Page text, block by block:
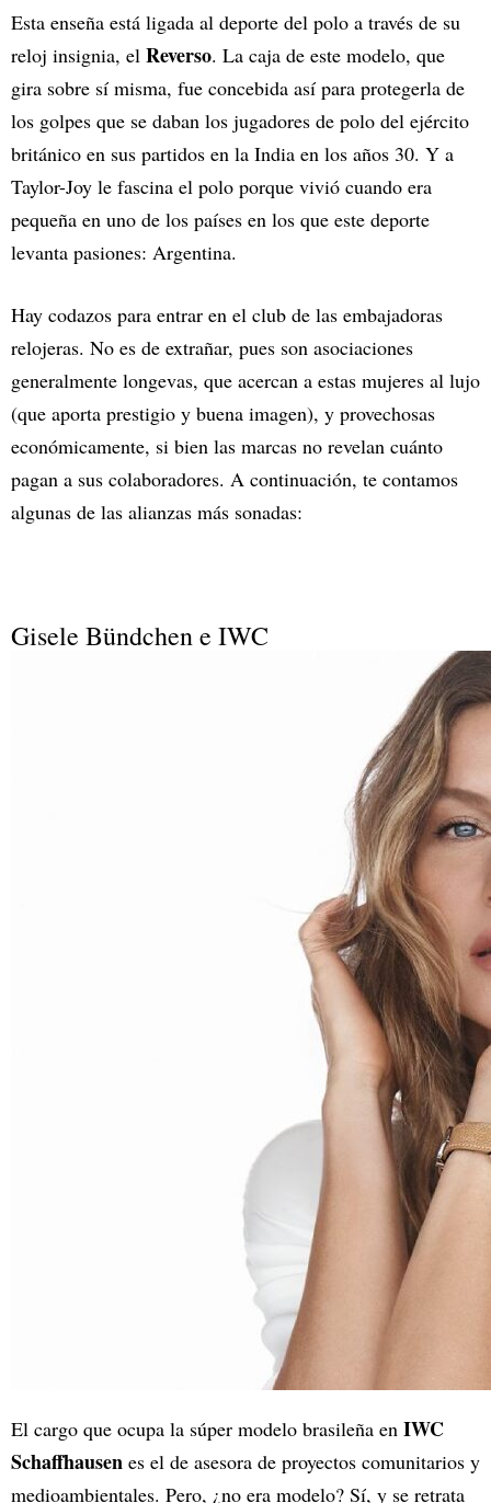
Esta enseña está ligada al deporte del polo a través de su
reloj insignia, el Reverso. La caja de este modelo, que
gira sobre sí misma, fue concebida así para protegerla de
los golpes que se daban los jugadores de polo del ejército
británico en sus partidos en la India en los años 30. Y a
Taylor-Joy le fascina el polo porque vivió cuando era
pequeña en uno de los países en los que este deporte
levanta pasiones: Argentina.
Hay codazos para entrar en el club de las embajadoras
relojeras. No es de extrañar, pues son asociaciones
generalmente longevas, que acercan a estas mujeres al lujo
(que aporta prestigio y buena imagen), y provechosas
económicamente, si bien las marcas no revelan cuánto
pagan a sus colaboradores. A continuación, te contamos
algunas de las alianzas más sonadas:
Gisele Bündchen e IWC
El cargo que ocupa la súper modelo brasileña en IWC
Schaffhausen es el de asesora de proyectos comunitarios y
medioambientales. Pero, ¿no era modelo? Sí, y se retrata